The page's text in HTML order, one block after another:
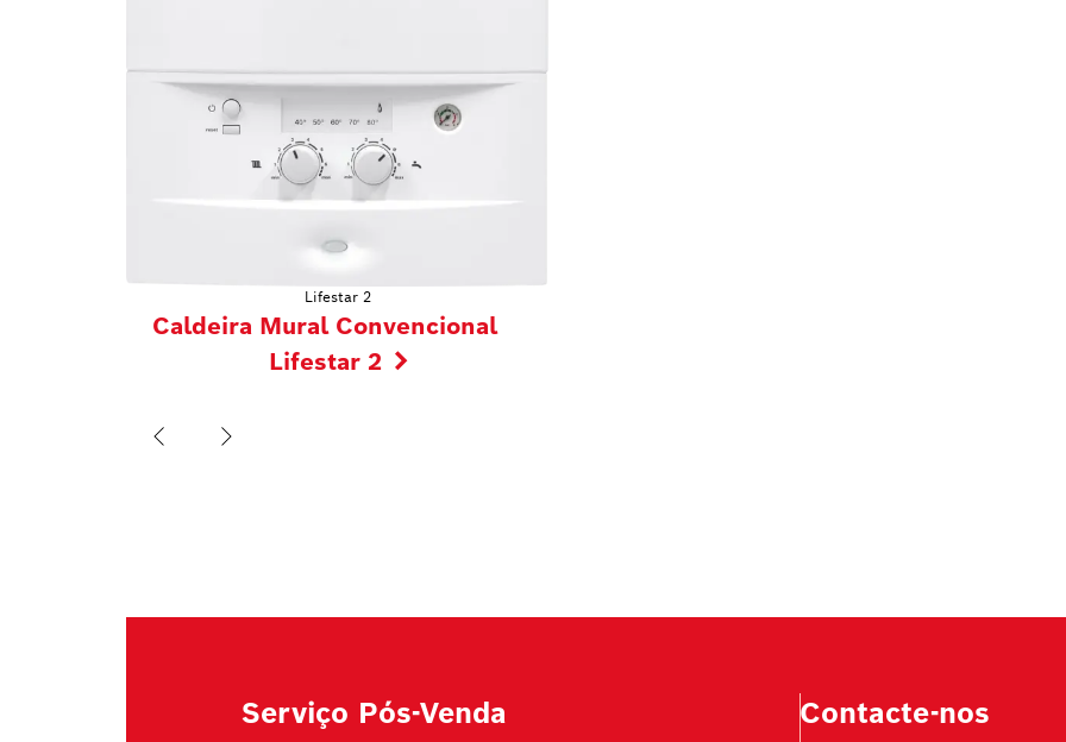
Lifestar 2
Caldeira Mural Convencional
Lifestar 2
Serviço Pós-Venda Contacte-nos